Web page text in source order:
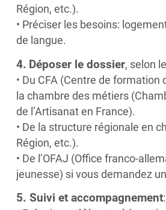
Région, etc.).
• Préciser les besoins:
de langue.
4. Déposer le dossier, selon
• Du CFA (Centre de formation
la chambre des métiers
de l’Artisanat en France).
• De la structure régionale en
Région, etc.).
• De l’OFAJ (Office franco-
jeunesse) si vous demandez
5. Suivi et accompagnement: